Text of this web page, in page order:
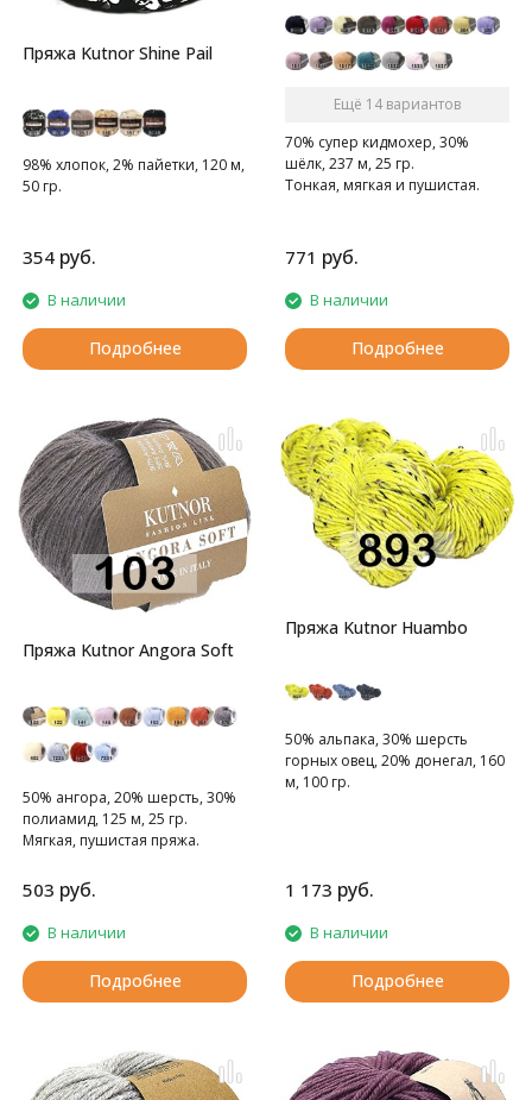
Пряжа Kutnor Shine Pail
98% хлопок, 2% пайетки, 120 м,
50 гр.
354 руб.
В наличии
Подробнее
Ещё 14 вариантов
70% супер кидмохер, 30%
шёлк, 237 м, 25 гр.
Тонкая, мягкая и пушистая.
771 руб.
В наличии
Подробнее
Пряжа Kutnor Angora Soft
50% ангора, 20% шерсть, 30%
полиамид, 125 м, 25 гр.
Мягкая, пушистая пряжа.
503 руб.
В наличии
Подробнее
Пряжа Kutnor Huambo
50% альпака, 30% шерсть
горных овец, 20% донегал, 160
м, 100 гр.
1 173 руб.
В наличии
Подробнее